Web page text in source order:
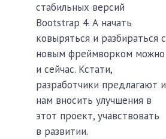
стабильных версий
Bootstrap 4. А начать
ковыряться и разбираться с
новым фреймворком можно
и сейчас. Кстати,
разработчики предлагают и
нам вносить улучшения в
этот проект, учавствовать
в развитии.